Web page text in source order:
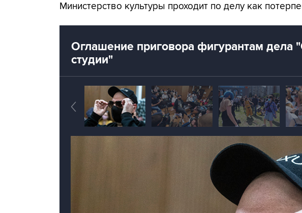
Министерство культуры проходит по делу как
Оглашение приговора фигурантам дела
студии"